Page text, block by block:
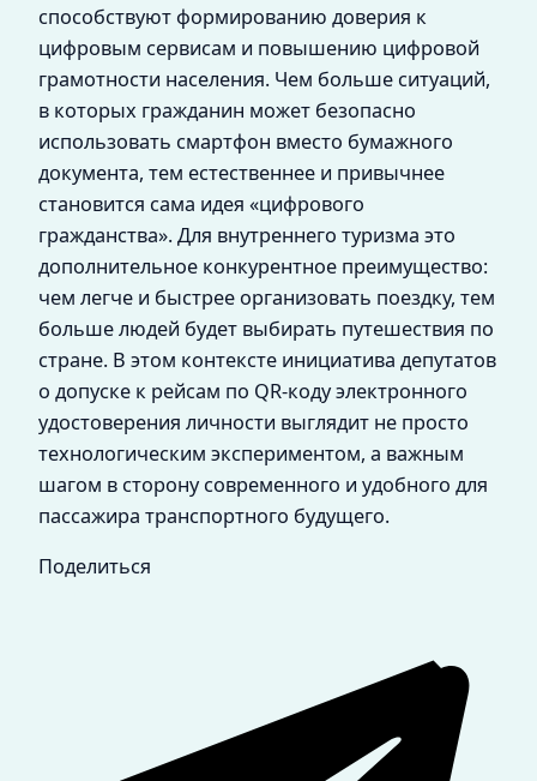
способствуют формированию доверия к
цифровым сервисам и повышению цифровой
грамотности населения. Чем больше ситуаций,
в которых гражданин может безопасно
использовать смартфон вместо бумажного
документа, тем естественнее и привычнее
становится сама идея «цифрового
гражданства». Для внутреннего туризма это
дополнительное конкурентное преимущество:
чем легче и быстрее организовать поездку, тем
больше людей будет выбирать путешествия по
стране. В этом контексте инициатива депутатов
о допуске к рейсам по QR-коду электронного
удостоверения личности выглядит не просто
технологическим экспериментом, а важным
шагом в сторону современного и удобного для
пассажира транспортного будущего.
Поделиться